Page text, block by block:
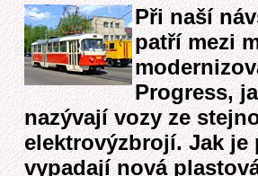
Při naší
patří mezi
Progress,
nazývají vozy ze
elektrovýzbrojí. Jak je
vypadají nová